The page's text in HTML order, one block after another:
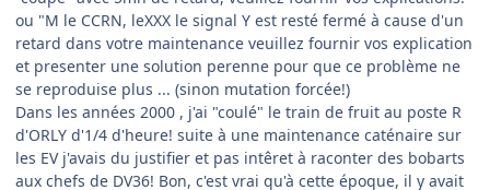
ou "M le CCRN, leXXX le signal Y est resté fermé à cause d'un
retard dans votre maintenance veuillez fournir vos explication
et presenter une solution perenne pour que ce problème ne
se reproduise plus ... (sinon mutation forcée!)
Dans les années 2000 , j'ai "coulé" le train de fruit au poste R
d'ORLY d'1/4 d'heure! suite à une maintenance caténaire sur
les EV j'avais du justifier et pas intêret à raconter des bobarts
aux chefs de DV36! Bon, c'est vrai qu'à cette époque, il y avait